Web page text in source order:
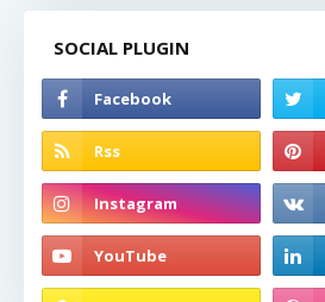
SOCIAL PLUGIN